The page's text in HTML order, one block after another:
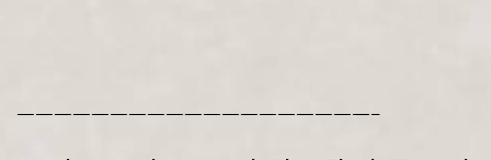
———————————————————–